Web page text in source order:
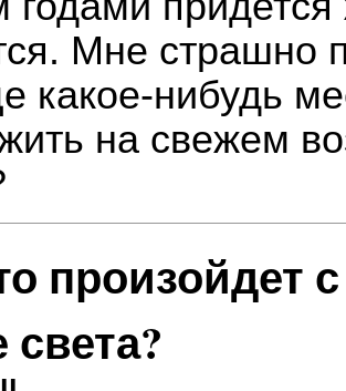
Мне страшно
какое-нибудь
на свежем
произойдет
света?